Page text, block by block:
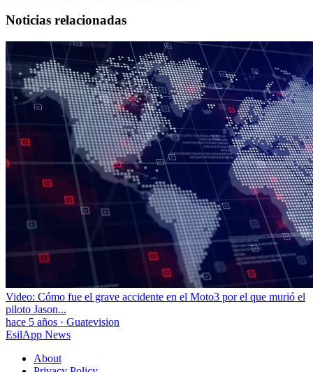
Noticias relacionadas
Video: Cómo fue el grave accidente en el Moto3 por el que murió el
piloto Jason...
hace 5 años · Guatevision
EsilApp News
About